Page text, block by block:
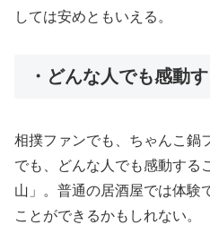
しては安めともいえる。
・どんな人でも感動
相撲ファンでも、ちゃんこ鍋
でも、どんな人でも感動する
山」。普通の居酒屋では体験
ことができるかもしれない。